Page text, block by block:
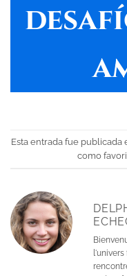
Esta entrada fue publicada
como